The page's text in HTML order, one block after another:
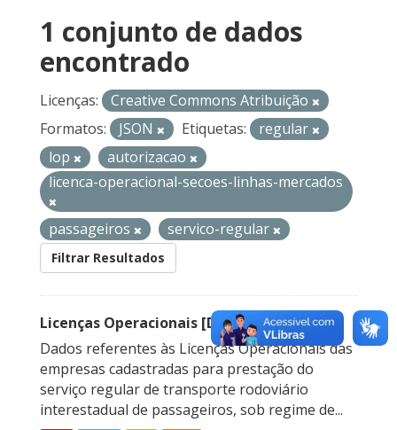
1 conjunto de dados
encontrado
Licenças:
Creative Commons Atribuição
Formatos:
JSON Etiquetas:
regular
lop
autorizacao
licenca-operacional-secoes-linhas-mercados
passageiros servico-regular
Filtrar Resultados
Licenças Operacionais [Descontinuado]
Dados referentes às Licenças Operacionais das
empresas cadastradas para prestação do
serviço regular de transporte rodoviário
interestadual de passageiros, sob regime de...